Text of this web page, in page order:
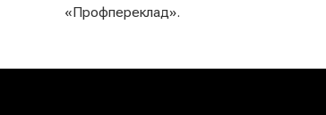
«Профпереклад».